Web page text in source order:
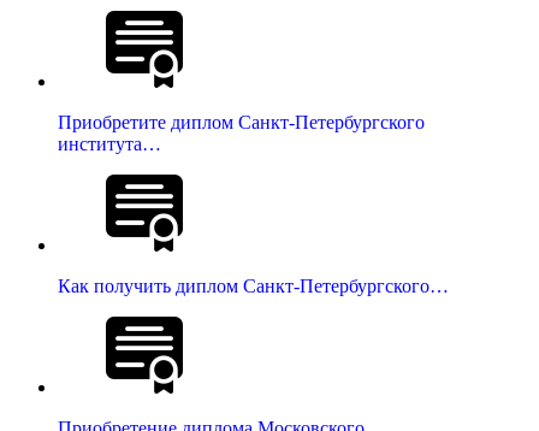
Приобретите диплом Санкт-Петербургского
института…
Как получить диплом Санкт-Петербургского…